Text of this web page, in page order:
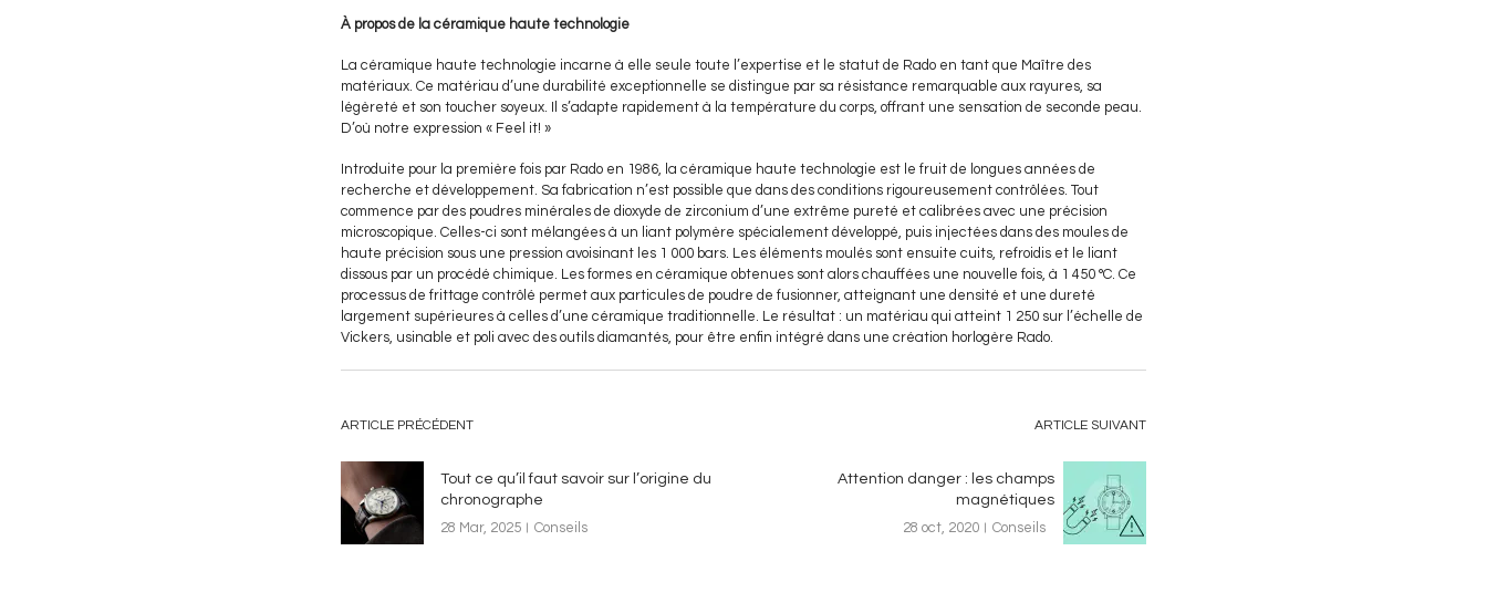
À propos de la céramique haute technologie
La céramique haute technologie incarne à elle seule toute l’expertise et le statut de Rado en tant que Maître des
matériaux. Ce matériau d’une durabilité exceptionnelle se distingue par sa résistance remarquable aux rayures, sa
légèreté et son toucher soyeux. Il s’adapte rapidement à la température du corps, offrant une sensation de seconde peau.
D’où notre expression « Feel it! »
Introduite pour la première fois par Rado en 1986, la céramique haute technologie est le fruit de longues années de
recherche et développement. Sa fabrication n’est possible que dans des conditions rigoureusement contrôlées. Tout
commence par des poudres minérales de dioxyde de zirconium d’une extrême pureté et calibrées avec une précision
microscopique. Celles-ci sont mélangées à un liant polymère spécialement développé, puis injectées dans des moules de
haute précision sous une pression avoisinant les 1 000 bars. Les éléments moulés sont ensuite cuits, refroidis et le liant
dissous par un procédé chimique. Les formes en céramique obtenues sont alors chauffées une nouvelle fois, à 1 450 °C. Ce
processus de frittage contrôlé permet aux particules de poudre de fusionner, atteignant une densité et une dureté
largement supérieures à celles d’une céramique traditionnelle. Le résultat : un matériau qui atteint 1 250 sur l’échelle de
Vickers, usinable et poli avec des outils diamantés, pour être enfin intégré dans une création horlogère Rado.
ARTICLE PRÉCÉDENT
Tout ce qu’il faut savoir sur l’origine du
chronographe
28 Mar, 2025
Conseils
ARTICLE SUIVANT
Attention danger : les champs
magnétiques
28 oct, 2020
Conseils